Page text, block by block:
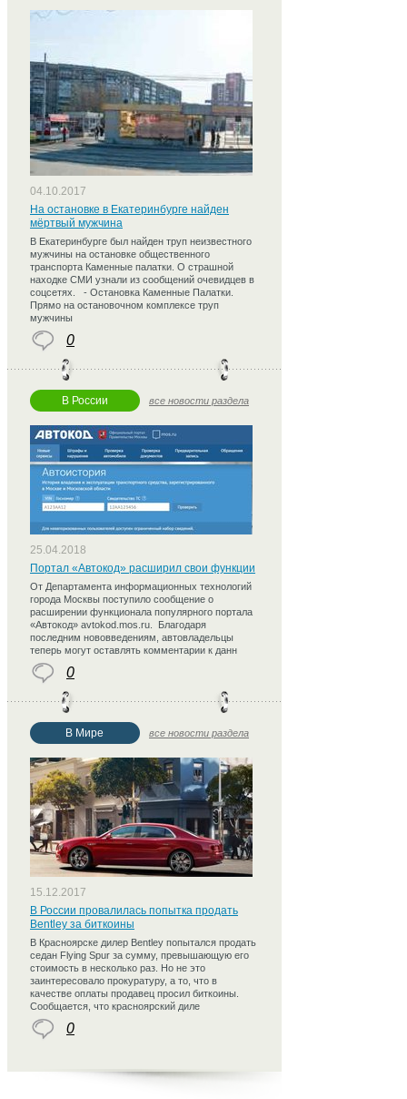
04.10.2017
На остановке в Екатеринбурге найден
мёртвый мужчина
В Екатеринбурге был найден труп неизвестного
мужчины на остановке общественного
транспорта Каменные палатки. О страшной
находке СМИ узнали из сообщений очевидцев в
соцсетях. - Остановка Каменные Палатки.
Прямо на остановочном комплексе труп
мужчины
0
В России все новости раздела
25.04.2018
Портал «Автокод» расширил свои функции
От Департамента информационных технологий
города Москвы поступило сообщение о
расширении функционала популярного портала
«Автокод» avtokod.mos.ru. Благодаря
последним нововведениям, автовладельцы
теперь могут оставлять комментарии к данн
0
В Мире все новости раздела
15.12.2017
В России провалилась попытка продать
Bentley за биткоины
В Красноярске дилер Bentley попытался продать
седан Flying Spur за сумму, превышающую его
стоимость в несколько раз. Но не это
заинтересовало прокуратуру, а то, что в
качестве оплаты продавец просил биткоины.
Сообщается, что красноярский диле
0